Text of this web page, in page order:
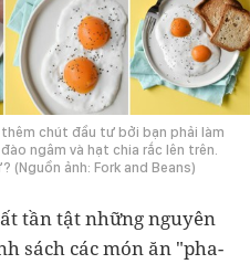
chút đầu tư bởi bạn phải làm
ngâm và hạt chia rắc lên trên.
(Nguồn ảnh: Fork and Beans)
tần tật những nguyên
sách các món ăn "pha-